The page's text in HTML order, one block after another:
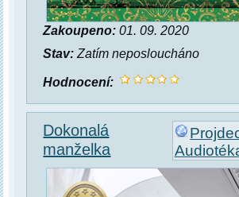
Zakoupeno: 01. 09. 2020
Stav: Zatím neposloucháno
Hodnocení:
Dokonalá
manželka